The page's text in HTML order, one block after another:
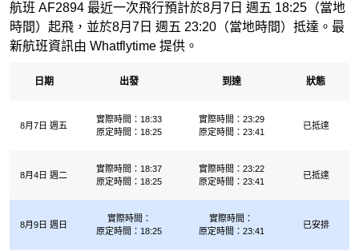
航班 AF2894 最近一次飛行預計於8月7日 週五 18:25（當地
時間）起飛，並於8月7日 週五 23:20（當地時間）抵達。最
新航班資訊由 Whatflytime 提供。
日期 出發 到達 狀態
8月7日 週五
實際時間：18:33
原定時間：18:25
實際時間：23:29
原定時間：23:41
已抵達
8月4日 週二
實際時間：18:37
原定時間：18:25
實際時間：23:22
原定時間：23:41
已抵達
8月9日 週日
實際時間：
原定時間：18:25
實際時間：
原定時間：23:41
已安排